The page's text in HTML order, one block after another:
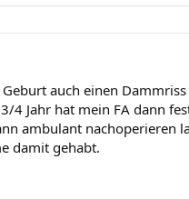
auch einen
4 Jahr hat mein FA dann
ambulant nachoperieren
damit gehabt.